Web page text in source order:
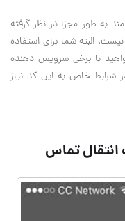
به طور مجزا در نظر گرفته
البته شما برای استفاده
با برخی سرویس دهنده
در شرایط خاص به این کد نیاز